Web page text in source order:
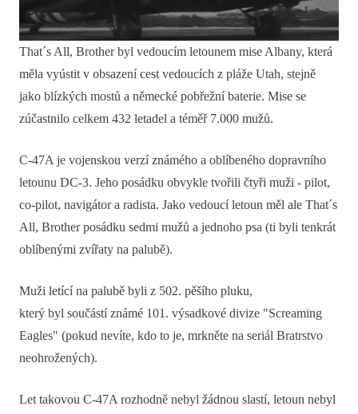
That´s All, Brother byl vedoucím letounem mise Albany, která
měla vyústit v obsazení cest vedoucích z pláže Utah, stejně
jako blízkých mostů a německé pobřežní baterie. Mise se
zúčastnilo celkem 432 letadel a téměř 7.000 mužů.
C-47A je vojenskou verzí známého a oblíbeného dopravního
letounu DC-3. Jeho posádku obvykle tvořili čtyři muži - pilot,
co-pilot, navigátor a radista. Jako vedoucí letoun měl ale That´s
All, Brother posádku sedmi mužů a jednoho psa (ti byli tenkrát
oblíbenými zvířaty na palubě).
Muži letící na palubě byli z 502. pěšího pluku,
který byl součástí známé 101. výsadkové divize "Screaming
Eagles" (pokud nevíte, kdo to je, mrkněte na seriál Bratrstvo
neohrožených).
Let takovou C-47A rozhodně nebyl žádnou slastí, letoun nebyl